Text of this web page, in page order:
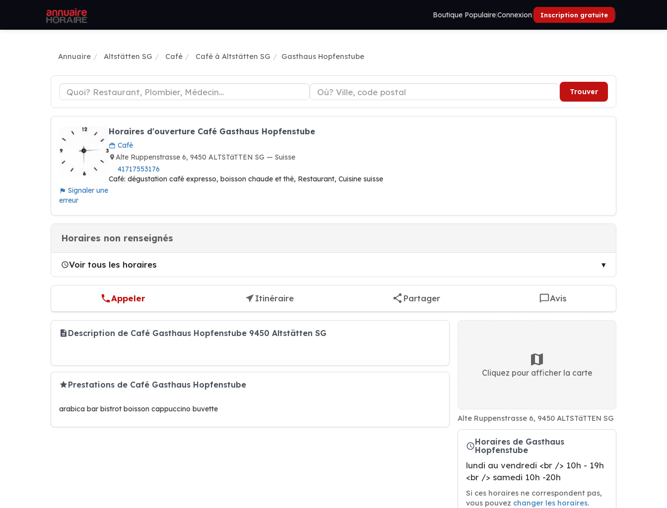
Boutique Populaire|Connexion| Inscription gratuite |
Annuaire Altstätten SG Café Café à Altstätten SG Gasthaus Hopfenstube
Trouver
Signaler une
erreur
Horaires d'ouverture Café Gasthaus Hopfenstube
Café
Alte Ruppenstrasse 6, 9450 ALTSTäTTEN SG — Suisse
41717553176
Café: dégustation café expresso, boisson chaude et thé, Restaurant, Cuisine suisse
Horaires non renseignés
Voir tous les horaires
Appeler Itinéraire Partager Avis
Description de Café Gasthaus Hopfenstube 9450 Altstätten SG
Prestations de Café Gasthaus Hopfenstube
arabica bar bistrot boisson cappuccino buvette
Cliquez pour afficher la carte
Alte Ruppenstrasse 6, 9450 ALTSTäTTEN SG
Horaires de Gasthaus
Hopfenstube
lundi au vendredi <br /> 10h - 19h
<br /> samedi 10h -20h
Si ces horaires ne correspondent pas,
vous pouvez changer les horaires.